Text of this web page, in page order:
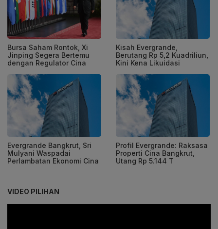
Bursa Saham Rontok, Xi
Jinping Segera Bertemu
dengan Regulator Cina
Kisah Evergrande,
Berutang Rp 5,2 Kuadriliun,
Kini Kena Likuidasi
Evergrande Bangkrut, Sri
Mulyani Waspadai
Perlambatan Ekonomi Cina
Profil Evergrande: Raksasa
Properti Cina Bangkrut,
Utang Rp 5.144 T
VIDEO PILIHAN